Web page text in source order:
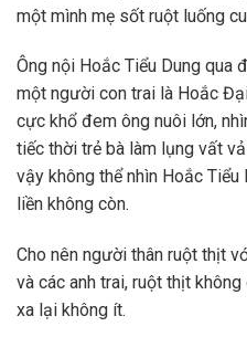
một mình mẹ sốt ruột luống
Ông nội Hoắc Tiểu Dung qua
một người con trai là Hoắc
cực khổ đem ông nuôi lớn,
tiếc thời trẻ bà làm lụng vất
vậy không thể nhìn Hoắc
liền không còn.
Cho nên người thân ruột thịt
và các anh trai, ruột thịt
xa lại không ít.